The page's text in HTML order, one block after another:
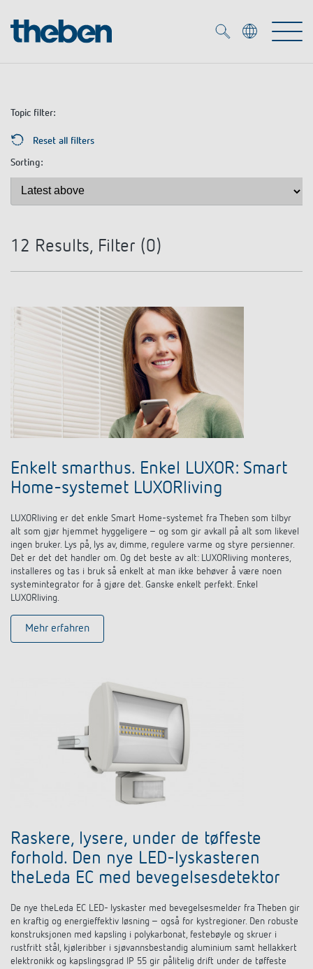
Produkter
Smart Home
Nærværs- og bevegelsesdetektor
LED spot
Tids- og lysstyring
Klimaregulering
Tilbehør
OEM
OEM løsninger
Nedlastninger
Selskapet
Nyheter
Samarbeidspartnere
Miljø
Design
Historie
Din kontaktperson hos Theben
Henvendelse
Salg verden over
Finn produkt
Nedlastninger
Smartmåler
LUXORliving
Topic filter:
Reset all filters
Sorting:
12 Results, Filter (0)
Enkelt smarthus. Enkel LUXOR: Smart
Home-systemet LUXORliving
LUXORliving er det enkle Smart Home-systemet fra Theben som tilbyr
alt som gjør hjemmet hyggeligere – og som gir avkall på alt som likevel
ingen bruker. Lys på, lys av, dimme, regulere varme og styre persienner.
Det er det det handler om. Og det beste av alt: LUXORliving monteres,
installeres og tas i bruk så enkelt at man ikke behøver å være noen
systemintegrator for å gjøre det. Ganske enkelt perfekt. Enkel
LUXORliving.
Mehr erfahren
Raskere, lysere, under de tøffeste
forhold. Den nye LED-lyskasteren
theLeda EC med bevegelsesdetektor
De nye theLeda EC LED- lyskaster med bevegelsesmelder fra Theben gir
en kraftig og energieffektiv løsning – også for kystregioner. Den robuste
konstruksjonen med kapsling i polykarbonat, festebøyle og skruer i
rustfritt stål, kjøleribber i sjøvannsbestandig aluminium samt hellakkert
elektronikk og kapslingsgrad IP 55 gir pålitelig drift under de tøffeste